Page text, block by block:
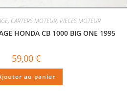
, CARTERS MOTEUR, PIECES MOTEUR
HONDA CB 1000 BIG ONE 1995
59,00 €
au panier